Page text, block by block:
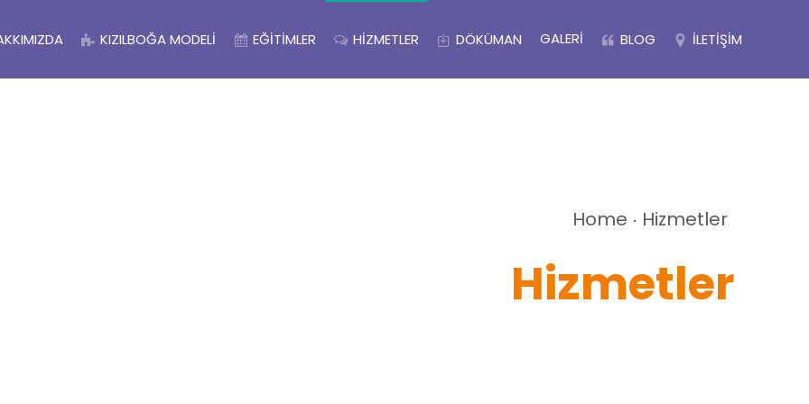
KIZILBOĞA MODELI EĞITIMLER HIZMETLER DÖKÜMAN GALERI BLOG İLETIŞIM
Home Hizmetler
Hizmetler